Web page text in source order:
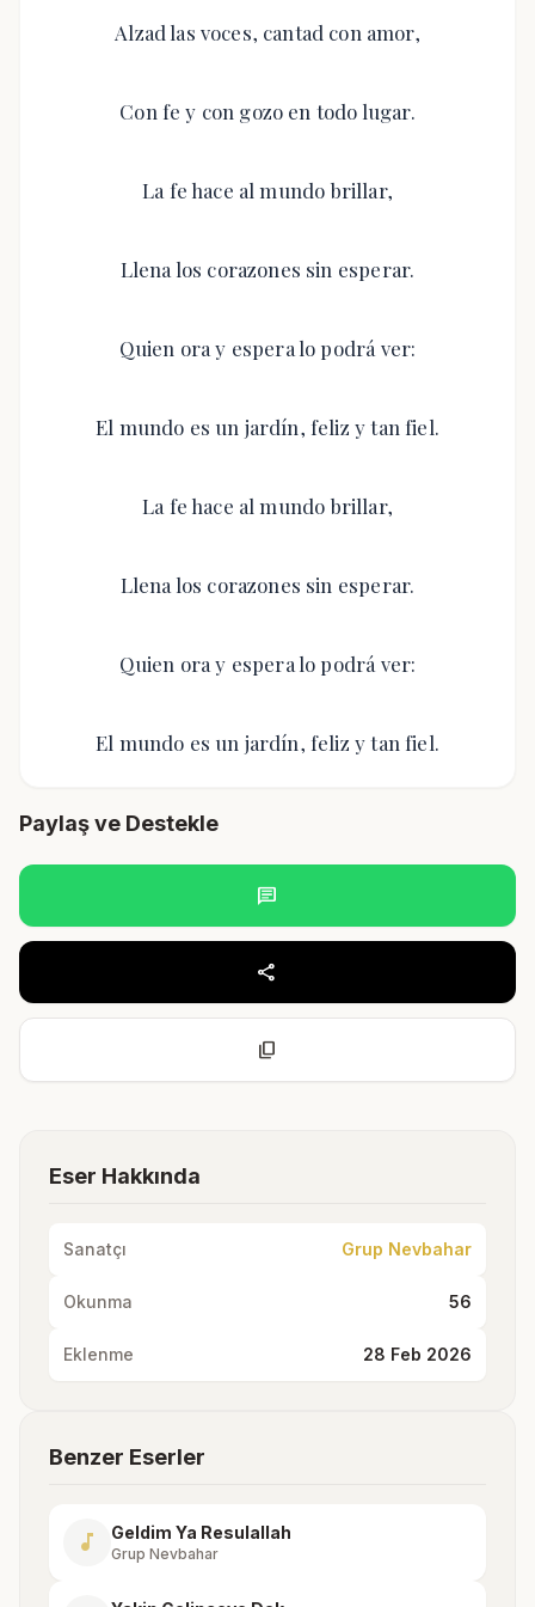
Alzad las voces, cantad con amor,
Con fe y con gozo en todo lugar.
La fe hace al mundo brillar,
Llena los corazones sin esperar.
Quien ora y espera lo podrá ver:
El mundo es un jardín, feliz y tan fiel.
La fe hace al mundo brillar,
Llena los corazones sin esperar.
Quien ora y espera lo podrá ver:
El mundo es un jardín, feliz y tan fiel.
Paylaş ve Destekle
chat
share
content_copy
Eser Hakkında
Sanatçı Grup Nevbahar
Okunma 56
Eklenme 28 Feb 2026
Benzer Eserler
music_note Geldim Ya Resulallah
Grup Nevbahar